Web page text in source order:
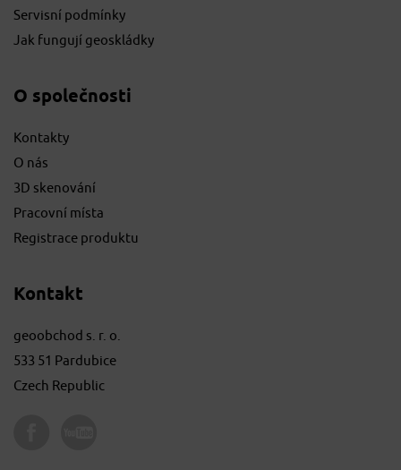
Servisní podmínky
Jak fungují geoskládky
O společnosti
Kontakty
O nás
3D skenování
Pracovní místa
Registrace produktu
Kontakt
geoobchod s. r. o.
533 51 Pardubice
Czech Republic